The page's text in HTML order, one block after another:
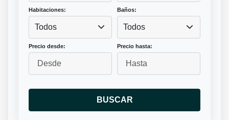
Habitaciones:
Todos
Baños:
Todos
Precio desde: Precio hasta:
BUSCAR